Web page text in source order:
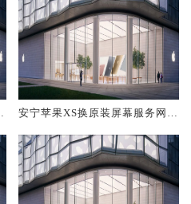
安宁苹果XS换原装屏幕服务网点